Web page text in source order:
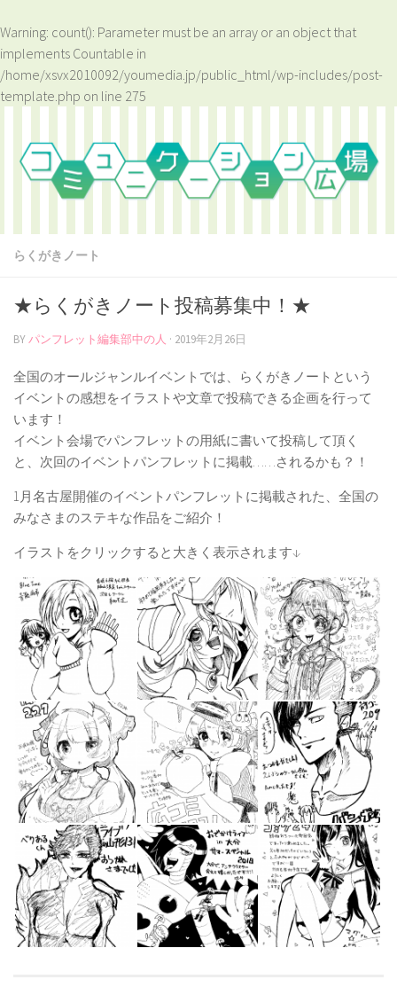
Warning: count(): Parameter must be an array or an object that
implements Countable in
/home/xsvx2010092/youmedia.jp/public_html/wp-includes/post-
template.php on line 275
らくがきノート
★らくがきノート投稿募集中！★
BYパンフレット編集部中の人 · 2019年2月26日
全国のオールジャンルイベントでは、らくがきノートという
イベントの感想をイラストや文章で投稿できる企画を行って
います！
イベント会場でパンフレットの用紙に書いて投稿して頂く
と、次回のイベントパンフレットに掲載……されるかも？！
1月名古屋開催のイベントパンフレットに掲載された、全国の
みなさまのステキな作品をご紹介！
イラストをクリックすると大きく表示されます↓